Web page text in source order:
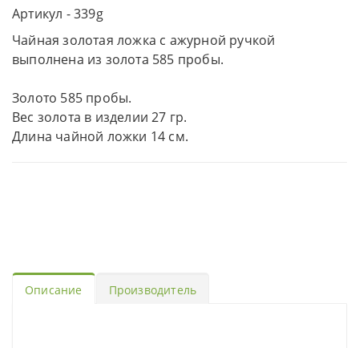
Артикул - 339g
Чайная золотая ложка с ажурной ручкой
выполнена из золота 585 пробы.
Золото 585 пробы.
Вес золота в изделии 27 гр.
Длина чайной ложки 14 см.
Описание Производитель